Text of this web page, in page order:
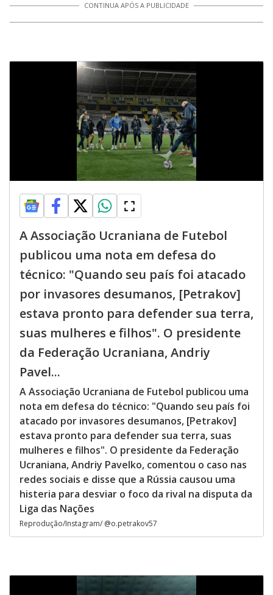
CONTINUA APÓS A PUBLICIDADE
A Associação Ucraniana de Futebol
publicou uma nota em defesa do
técnico: "Quando seu país foi atacado
por invasores desumanos, [Petrakov]
estava pronto para defender sua terra,
suas mulheres e filhos". O presidente
da Federação Ucraniana, Andriy
Pavel...
A Associação Ucraniana de Futebol publicou uma
nota em defesa do técnico: "Quando seu país foi
atacado por invasores desumanos, [Petrakov]
estava pronto para defender sua terra, suas
mulheres e filhos". O presidente da Federação
Ucraniana, Andriy Pavelko, comentou o caso nas
redes sociais e disse que a Rússia causou uma
histeria para desviar o foco da rival na disputa da
Liga das Nações
Reprodução/Instagram/ @o.petrakov57